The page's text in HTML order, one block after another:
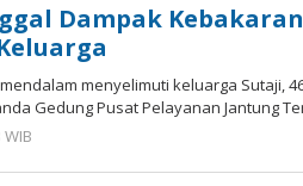
Dampak Kebakaran
menyelimuti keluarga Sutaji,
Gedung Pusat Pelayanan Jantung